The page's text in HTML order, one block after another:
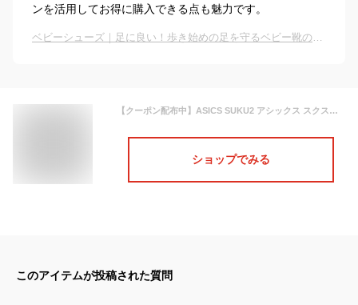
ンを活用してお得に購入できる点も魅力です。
ベビーシューズ｜足に良い！歩き始めの足を守るベビー靴のおすすめは？
【クーポン配布中】ASICS SUKU2 アシックス スクスク IDAHO BABY 4 ベビーシューズ ストラップ アイダホベビー4 1144A235 200 ベージュ/ネイビー キッズ シューズ 靴 スニーカー ベビー ブランド ASBee
ショップでみる
このアイテムが投稿された質問